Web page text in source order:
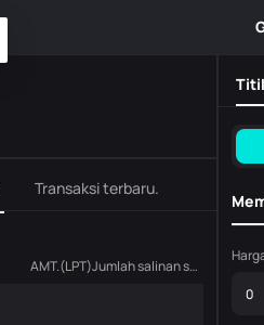
Transaksi terbaru.
AMT.(LPT) Jumlah salinan saat ini LPT)